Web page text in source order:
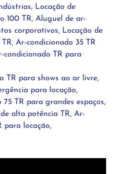
Locação de
100 TR, Aluguel de ar-
corporativos, Locação de
Ar-condicionado 35 TR
condicionado TR para
TR para shows ao ar livre,
para locação,
TR para grandes espaços,
alta potência TR, Ar-
para locação,